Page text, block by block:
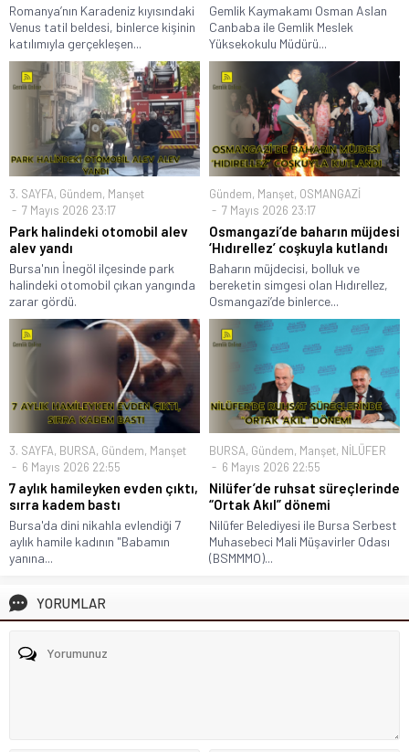
Romanya’nın Karadeniz kıyısındaki
Venus tatil beldesi, binlerce kişinin
katılımıyla gerçekleşen...
Gemlik Kaymakamı Osman Aslan
Canbaba ile Gemlik Meslek
Yüksekokulu Müdürü...
3. SAYFA, Gündem, Manşet
7 Mayıs 2026 23:17
Park halindeki otomobil alev
alev yandı
Bursa'nın İnegöl ilçesinde park
halindeki otomobil çıkan yangında
zarar gördü.
Gündem, Manşet, OSMANGAZİ
7 Mayıs 2026 23:17
Osmangazi’de baharın müjdesi
‘Hıdırellez’ coşkuyla kutlandı
Baharın müjdecisi, bolluk ve
bereketin simgesi olan Hıdırellez,
Osmangazi’de binlerce...
3. SAYFA, BURSA, Gündem, Manşet
6 Mayıs 2026 22:55
7 aylık hamileyken evden çıktı,
sırra kadem bastı
Bursa'da dini nikahla evlendiği 7
aylık hamile kadının "Babamın
yanına...
BURSA, Gündem, Manşet, NİLÜFER
6 Mayıs 2026 22:55
Nilüfer’de ruhsat süreçlerinde
“Ortak Akıl” dönemi
Nilüfer Belediyesi ile Bursa Serbest
Muhasebeci Mali Müşavirler Odası
(BSMMMO)...
YORUMLAR